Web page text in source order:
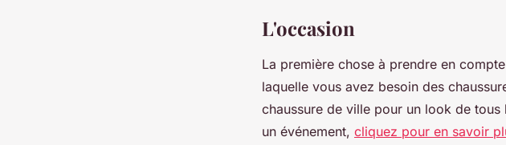
L'occasion
La première chose à prendre en
laquelle vous avez besoin des
chaussure de ville pour un look de
un événement, cliquez pour en savoir